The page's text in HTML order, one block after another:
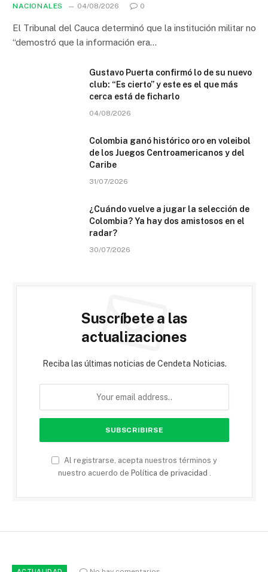
NACIONALES 04/08/2026 0
El Tribunal del Cauca determinó que la institución militar no
“demostró que la información era…
Gustavo Puerta confirmó lo de su nuevo
club: “Es cierto” y este es el que más
cerca está de ficharlo
04/08/2026
Colombia ganó histórico oro en voleibol
de los Juegos Centroamericanos y del
Caribe
31/07/2026
¿Cuándo vuelve a jugar la selección de
Colombia? Ya hay dos amistosos en el
radar?
30/07/2026
Suscríbete a las
actualizaciones
Reciba las últimas noticias de Cendeta Noticias.
Al registrarse, acepta nuestros términos y
nuestro acuerdo de Política de privacidad